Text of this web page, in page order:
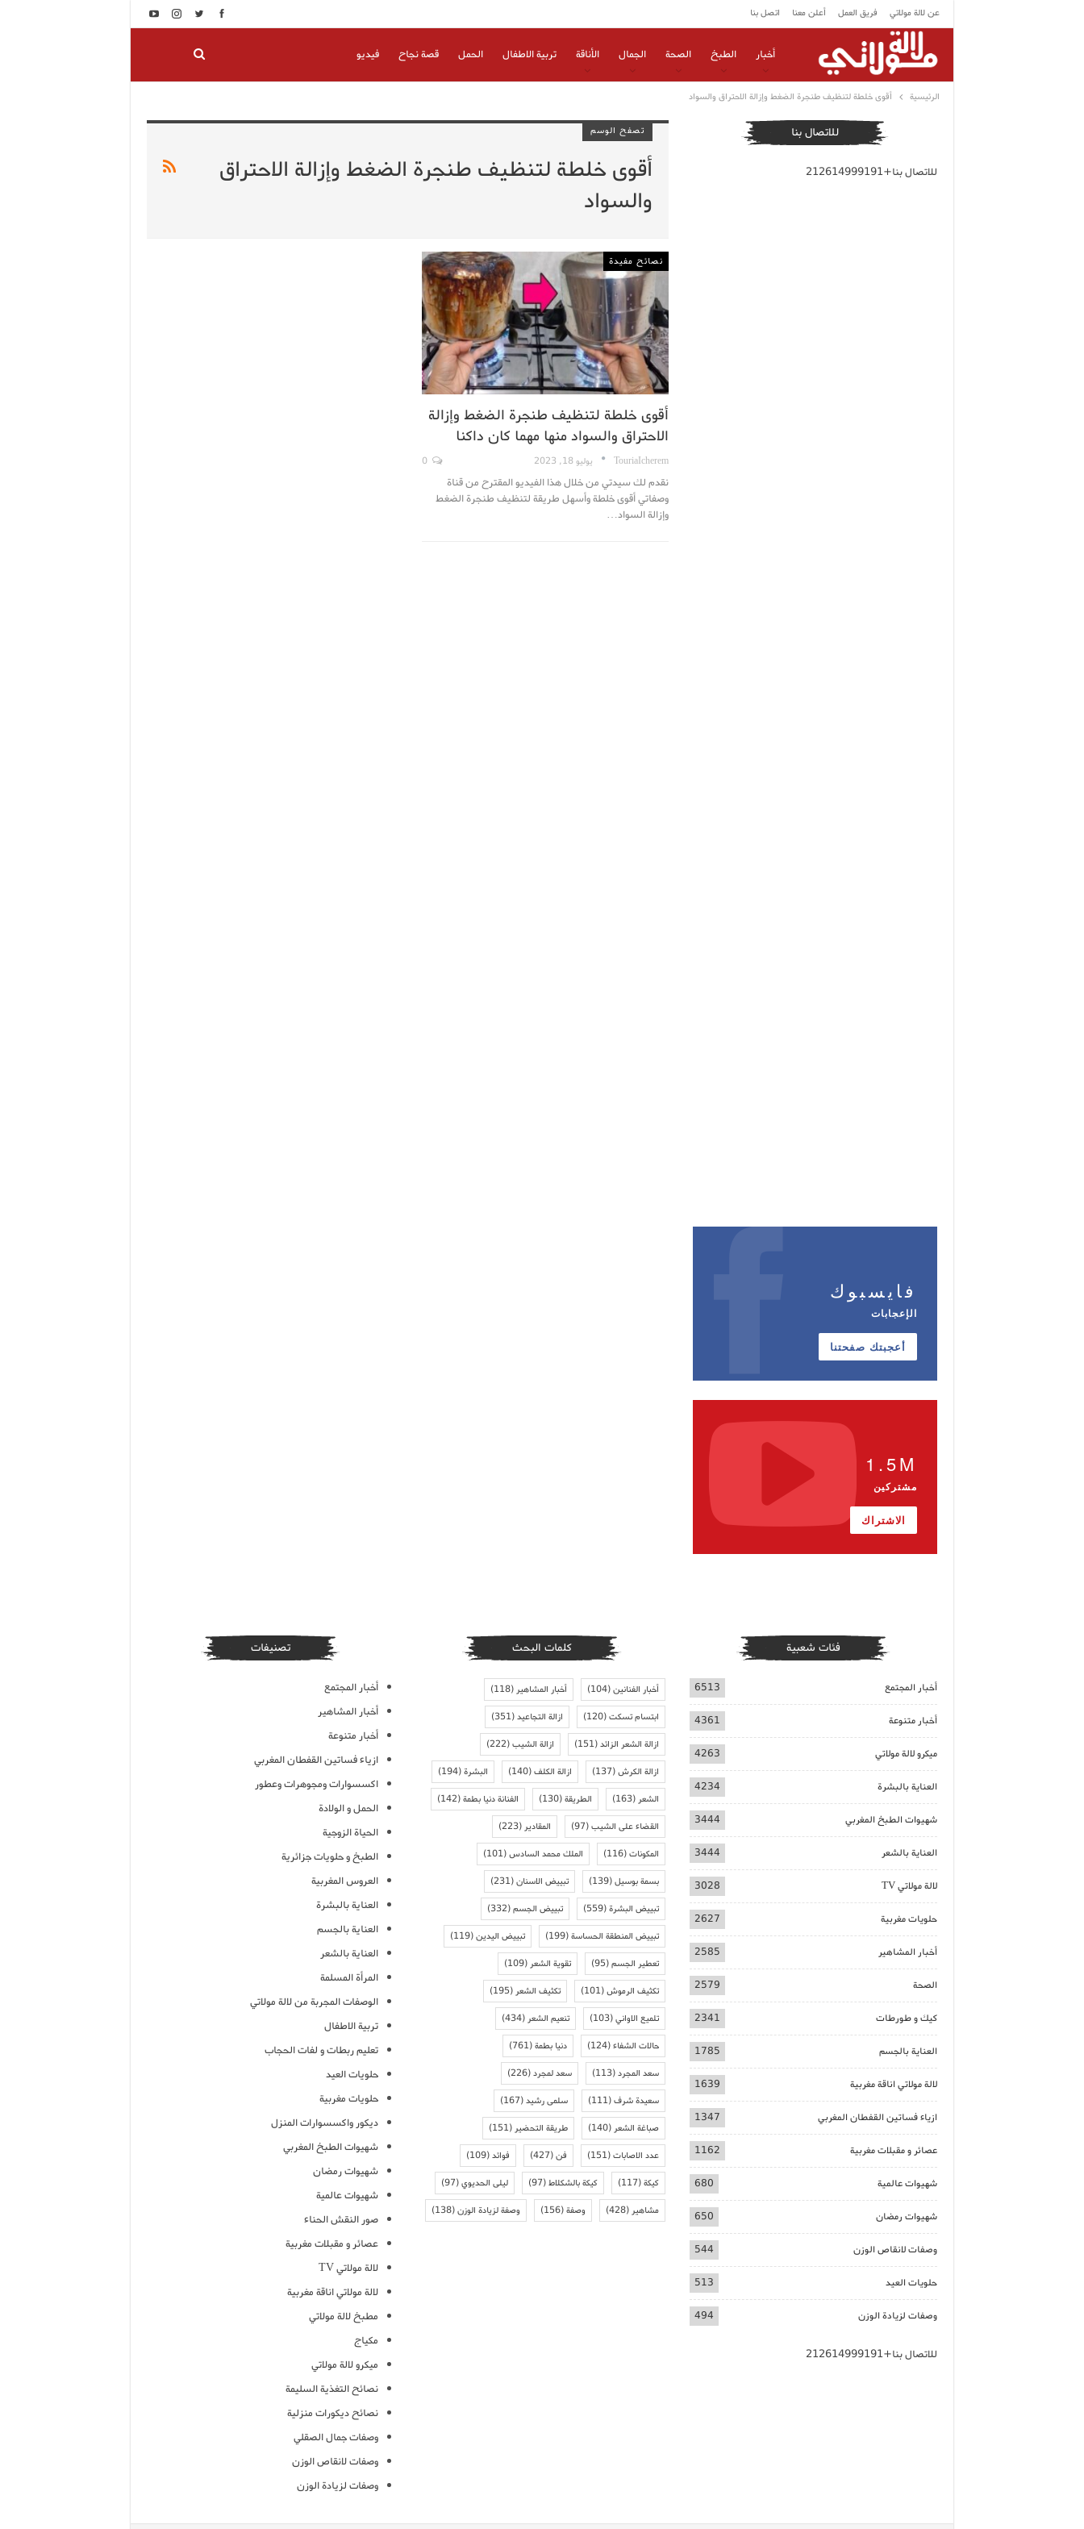
عن لالة مولاتي فريق العمل أعلن معنا اتصل بنا
أخبار الطبخ الصحة الجمال الأناقة تربية الاطفال الحمل قصة نجاح فيديو
الرئيسية أقوى خلطة لتنظيف طنجرة الضغط وإزالة الاحتراق والسواد
تصفح الوسم
أقوى خلطة لتنظيف طنجرة الضغط وإزالة الاحتراق
والسواد
نصائح مفيدة
أقوى خلطة لتنظيف طنجرة الضغط وإزالة
الاحتراق والسواد منها مهما كان داكنا
TouriaIcherem يوليو 18, 2023
نقدم لك سيدتي من خلال هذا الفيديو المقترح من قناة
وصفاتي أقوى خلطة وأسهل طريقة لتنظيف طنجرة الضغط
وإزالة السواد…
للاتصال بنا
للاتصال بنا+212614999191
فايسبوك
الإعجابات
أعجبتك صفحتنا
1.5M
مشتركين
الاشتراك
فئات شعبية
أخبار المجتمع 6513
أخبار متنوعة 4361
ميكرو لالة مولاتي 4263
العناية بالبشرة 4234
شهيوات الطبخ المغربي 3444
العناية بالشعر 3444
لالة مولاتي TV 3028
حلويات مغربية 2627
أخبار المشاهير 2585
الصحة 2579
كيك و طورطات 2341
العناية بالجسم 1785
لالة مولاتي اناقة مغربية 1639
ازياء فساتين القفطان المغربي 1347
عصائر و مقبلات مغربية 1162
شهيوات عالمية 680
شهيوات رمضان 650
وصفات لانقاص الوزن 544
حلويات العيد 513
وصفات لزيادة الوزن 494
للاتصال بنا+212614999191
كلمات البحث
أخبار الفنانين(104) أخبار المشاهير(118)
ابتسام تسكت(120) ازالة التجاعيد(351)
ازالة الشعر الزائد(151) ازالة الشيب(222)
ازالة الكرش(137) ازالة الكلف(140) البشرة(194)
الشعر(163) الطريقة(130) الفنانة دنيا بطمة(142)
القضاء على الشيب(97) المقادير(223)
المكونات(116) الملك محمد السادس(101)
بسمة بوسيل(139) تبييض الاسنان(231)
تبييض البشرة(559) تبييض الجسم(332)
تبييض المنطقة الحساسة(199) تبييض اليدين(119)
تعطير الجسم(95) تقوية الشعر(109)
تكثيف الرموش(101) تكثيف الشعر(195)
تلميع الاواني(103) تنعيم الشعر(434)
حالات الشفاء(124) دنيا بطمة(761)
سعد المجرد(113) سعد لمجرد(226)
سعيدة شرف(111) سلمى رشيد(167)
صباغة الشعر(140) طريقة التحضير(151)
عدد الاصابات(151) فن(427) فوائد(109)
كيكة(117) كيكة بالشكلاط(97) ليلى الحديوي(97)
مشاهير(428) وصفة(156) وصفة لزيادة الوزن(138)
تصنيفات
أخبار المجتمع
أخبار المشاهير
أخبار متنوعة
ازياء فساتين القفطان المغربي
اكسسوارات ومجوهرات وعطور
الحمل و الولادة
الحياة الزوجية
الطبخ و حلويات جزائرية
العروس المغربية
العناية بالبشرة
العناية بالجسم
العناية بالشعر
المرأة المسلمة
الوصفات المجربة من لالة مولاتي
تربية الاطفال
تعليم ربطات و لفات الحجاب
حلويات العيد
حلويات مغربية
ديكور واكسسوارات المنزل
شهيوات الطبخ المغربي
شهيوات رمضان
شهيوات عالمية
صور النقش الحناء
عصائر و مقبلات مغربية
لالة مولاتي TV
لالة مولاتي اناقة مغربية
مطبخ لالة مولاتي
مكياج
ميكرو لالة مولاتي
نصائح التغذية السليمة
نصائح ديكورات منزلية
وصفات جمال الصقلي
وصفات لانقاص الوزن
وصفات لزيادة الوزن